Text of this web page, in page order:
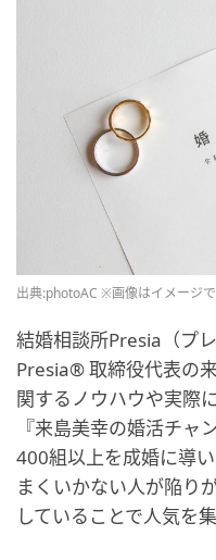
出典:photoAC ※画像はイメージで
結婚相談所Presia（プ
Presia® 取締役代表の
関するノウハウや実際
『来島美幸の婚活チャ
400組以上を成婚に導
まくいかない人が陥り
していることで人気を